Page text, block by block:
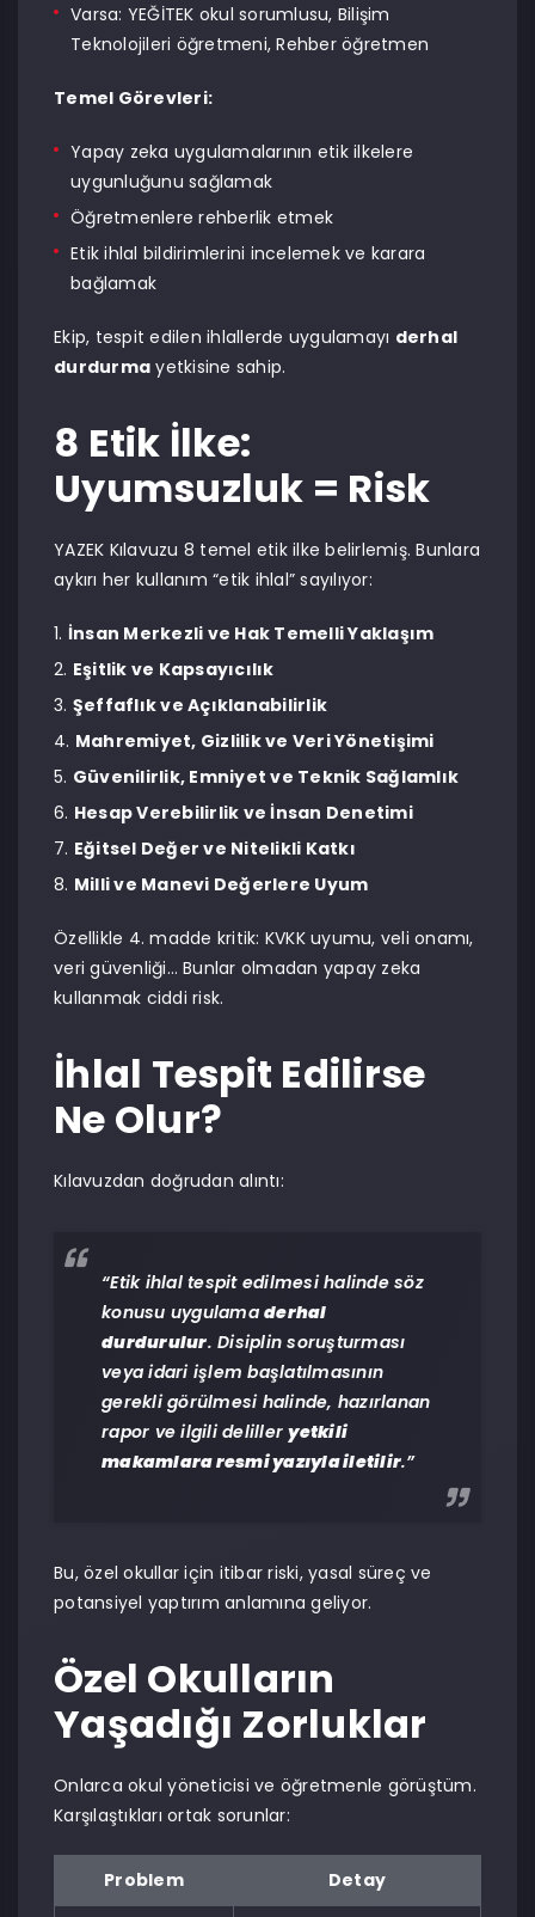
Varsa: YEĞİTEK okul sorumlusu, Bilişim
Teknolojileri öğretmeni, Rehber öğretmen
Temel Görevleri:
Yapay zeka uygulamalarının etik ilkelere
uygunluğunu sağlamak
Öğretmenlere rehberlik etmek
Etik ihlal bildirimlerini incelemek ve karara
bağlamak
Ekip, tespit edilen ihlallerde uygulamayı derhal
durdurma yetkisine sahip.
8 Etik İlke:
Uyumsuzluk = Risk
YAZEK Kılavuzu 8 temel etik ilke belirlemiş. Bunlara
aykırı her kullanım “etik ihlal” sayılıyor:
İnsan Merkezli ve Hak Temelli Yaklaşım
Eşitlik ve Kapsayıcılık
Şeffaflık ve Açıklanabilirlik
Mahremiyet, Gizlilik ve Veri Yönetişimi
Güvenilirlik, Emniyet ve Teknik Sağlamlık
Hesap Verebilirlik ve İnsan Denetimi
Eğitsel Değer ve Nitelikli Katkı
Milli ve Manevi Değerlere Uyum
Özellikle 4. madde kritik: KVKK uyumu, veli onamı,
veri güvenliği… Bunlar olmadan yapay zeka
kullanmak ciddi risk.
İhlal Tespit Edilirse
Ne Olur?
Kılavuzdan doğrudan alıntı:
“Etik ihlal tespit edilmesi halinde söz
konusu uygulama derhal
durdurulur. Disiplin soruşturması
veya idari işlem başlatılmasının
gerekli görülmesi halinde, hazırlanan
rapor ve ilgili delilleryetkili
makamlara resmi yazıyla iletilir.”
Bu, özel okullar için itibar riski, yasal süreç ve
potansiyel yaptırım anlamına geliyor.
Özel Okulların
Yaşadığı Zorluklar
Onlarca okul yöneticisi ve öğretmenle görüştüm.
Karşılaştıkları ortak sorunlar:
Problem Detay